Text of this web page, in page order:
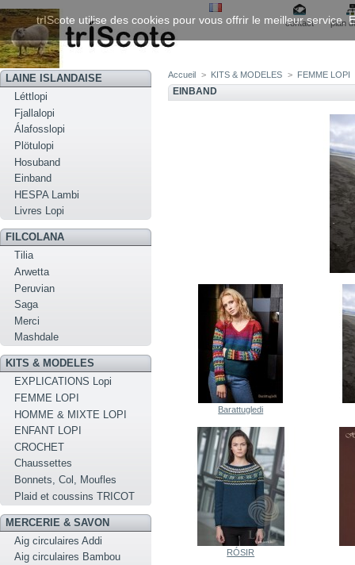
contact plan
LAINE ISLANDAISE
Léttlopi
Fjallalopi
Álafosslopi
Plötulopi
Hosuband
Einband
HESPA Lambi
Livres Lopi
FILCOLANA
Tilia
Arwetta
Peruvian
Saga
Merci
Mashdale
KITS & MODELES
EXPLICATIONS Lopi
FEMME LOPI
HOMME & MIXTE LOPI
ENFANT LOPI
CROCHET
Chaussettes
Bonnets, Col, Moufles
Plaid et coussins TRICOT
MERCERIE & SAVON
Aig circulaires Addi
Aig circulaires Bambou
Accueil > KITS & MODELES > FEMME LOPI
EINBAND
Barattugledi
RÓSIR
trIScote utilise des cookies pour vous offrir le meilleur